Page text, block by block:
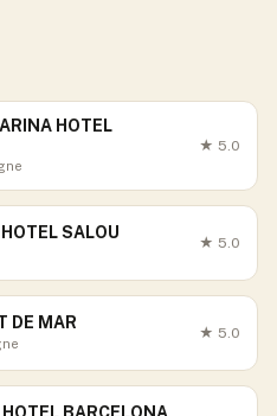
HOTEL
★ 5.0
SALOU
★ 5.0
DE MAR
★ 5.0